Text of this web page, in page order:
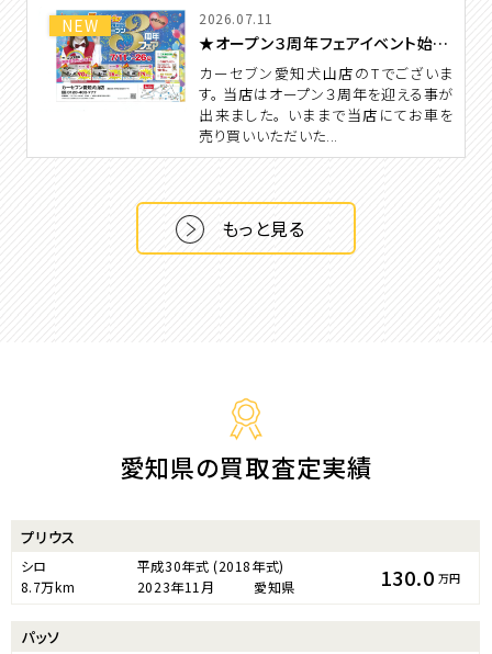
NEW 2026.07.11
★オープン３周年フェアイベント始まりました★
カーセブン愛知犬山店のTでございま
す。 当店はオープン３周年を迎える事が
出来ました。 いままで当店にてお車を
売り買いいただいた...
もっと見る
愛知県の買取査定実績
プリウス
シロ 平成30年式 (2018年式)
8.7万km
2023年11月 愛知県 130.0 万円
パッソ